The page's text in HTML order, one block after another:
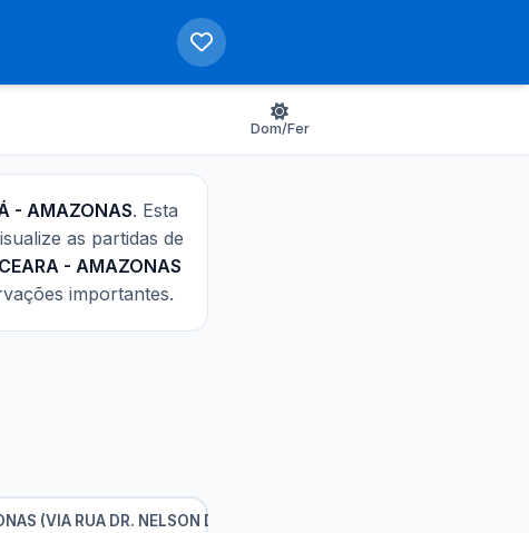
Dom/Fer
- AMAZONAS. Esta
as partidas de
- AMAZONAS
importantes.
- AMAZONAS (VIA RUA DR. NELSON DE SÁ EARP)